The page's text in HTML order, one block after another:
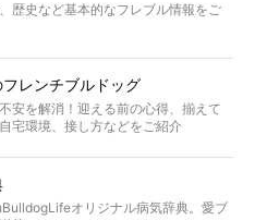
歴史など基本的なフレブル情報をご
レンチブルドッグ
安を解消！迎える前の心得、揃えて
宅環境、接し方などをご紹介
オリジナル病気辞典。愛ブ